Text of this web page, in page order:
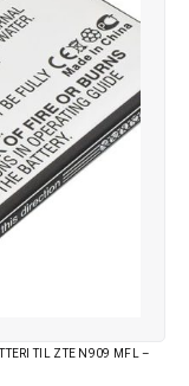
TIL ZTE N909 MFL –